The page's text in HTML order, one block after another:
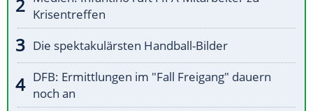
Krisentreffen
Die spektakulärsten Handball-Bilder
DFB: Ermittlungen im "Fall Freigang" dauern
noch an